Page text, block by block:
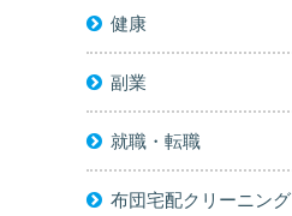
健康
副業
就職・転職
布団宅配クリーニング